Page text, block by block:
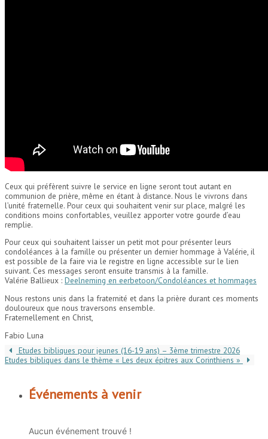
Ceux qui préfèrent suivre le service en ligne seront tout autant en
communion de prière, même en étant à distance. Nous le vivrons dans
l’unité fraternelle. Pour ceux qui souhaitent venir sur place, malgré les
conditions moins confortables, veuillez apporter votre gourde d’eau
remplie.
Pour ceux qui souhaitent laisser un petit mot pour présenter leurs
condoléances à la famille ou présenter un dernier hommage à Valérie, il
est possible de la faire via le registre en ligne accessible sur le lien
suivant. Ces messages seront ensuite transmis à la famille.
Valérie Ballieux : Deelneming en eerbetoon/Condoléances et hommages
Nous restons unis dans la fraternité et dans la prière durant ces moments
douloureux que nous traversons ensemble.
Fraternellement en Christ,
Fabio Luna
Etudes bibliques pour jeunes (16-19 ans) – 3ème trimestre 2026
Etudes bibliques dans le thème « Les deux épitres aux Corinthiens »
Événements à venir
Aucun événement trouvé !